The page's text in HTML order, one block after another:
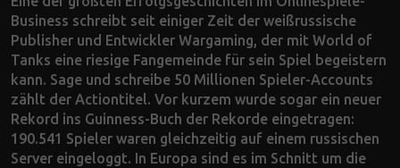
Business schreibt seit einiger Zeit der weißrussische
Publisher und Entwickler Wargaming, der mit World of
Tanks eine riesige Fangemeinde für sein Spiel begeistern
kann. Sage und schreibe 50 Millionen Spieler-Accounts
zählt der Actiontitel. Vor kurzem wurde sogar ein neuer
Rekord ins Guinness-Buch der Rekorde eingetragen:
190.541 Spieler waren gleichzeitig auf einem russischen
Server eingeloggt. In Europa sind es im Schnitt um die